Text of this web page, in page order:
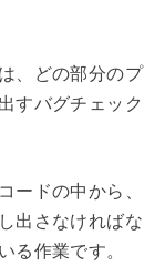
、どの部分のプ
すバグチェック
ードの中から、
出さなければな
る作業です。